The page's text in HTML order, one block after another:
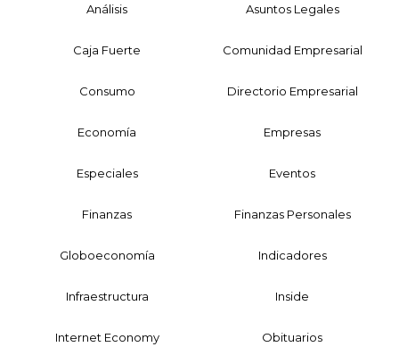
Análisis Asuntos Legales
Caja Fuerte Comunidad Empresarial
Consumo Directorio Empresarial
Economía Empresas
Especiales Eventos
Finanzas Finanzas Personales
Globoeconomía Indicadores
Infraestructura Inside
Internet Economy Obituarios